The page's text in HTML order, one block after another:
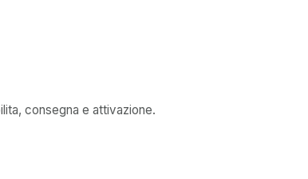
consegna e attivazione.